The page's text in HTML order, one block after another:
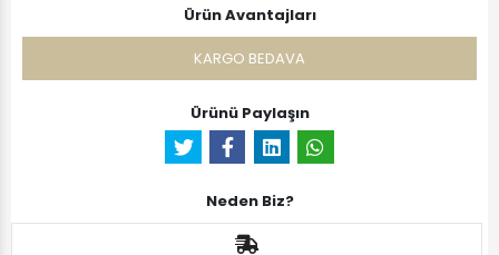
Ürün Avantajları
KARGO BEDAVA
Ürünü Paylaşın
Neden Biz?